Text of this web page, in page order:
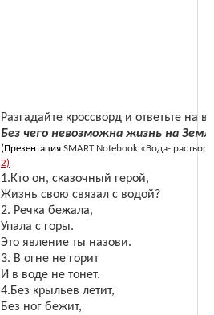
Разгадайте кроссворд и ответьте на
Без чего невозможна жизнь на
(Презентация SMART Notebook «Вода-
2)
1.Кто он, сказочный герой,
Жизнь свою связал с водой?
2. Речка бежала,
Упала с горы.
Это явление ты назови.
3. В огне не горит
И в воде не тонет.
4.Без крыльев летит,
Без ног бежит,